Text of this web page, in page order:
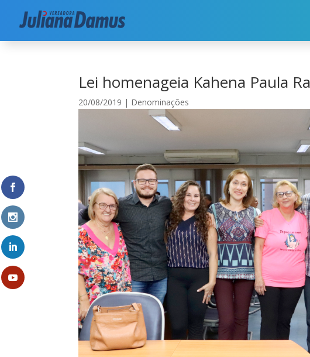
Início|Denominações
Lei homenageia Kahena Paula
20/08/2019 | Denominações